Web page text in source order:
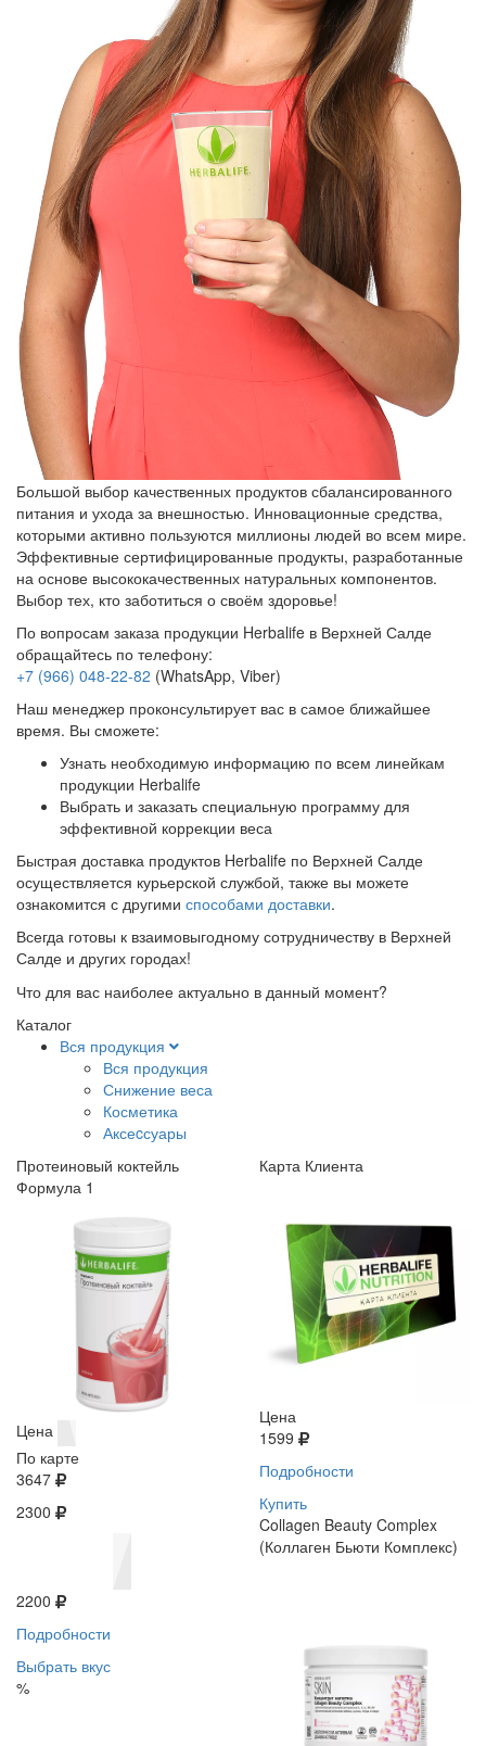
Большой выбор качественных продуктов сбалансированного
питания и ухода за внешностью. Инновационные средства,
которыми активно пользуются миллионы людей во всем мире.
Эффективные сертифицированные продукты, разработанные
на основе высококачественных натуральных компонентов.
Выбор тех, кто заботиться о своём здоровье!
По вопросам заказа продукции Herbalife в Верхней Салде
обращайтесь по телефону:
+7 (966) 048-22-82 (WhatsApp, Viber)
Наш менеджер проконсультирует вас в самое ближайшее
время. Вы сможете:
Узнать необходимую информацию по всем линейкам
продукции Herbalife
Выбрать и заказать специальную программу для
эффективной коррекции веса
Быстрая доставка продуктов Herbalife по Верхней Салде
осуществляется курьерской службой, также вы можете
ознакомится с другими способами доставки.
Всегда готовы к взаимовыгодному сотрудничеству в Верхней
Салде и других городах!
Что для вас наиболее актуально в данный момент?
Каталог
Вся продукция
Вся продукция
Снижение веса
Косметика
Аксеcсуары
Протеиновый коктейль
Формула 1
Цена
По карте
3647
2300
2200
Подробности
Выбрать вкус
%
Карта Клиента
Цена
1599
Подробности
Купить
Collagen Beauty Complex
(Коллаген Бьюти Комплекс)